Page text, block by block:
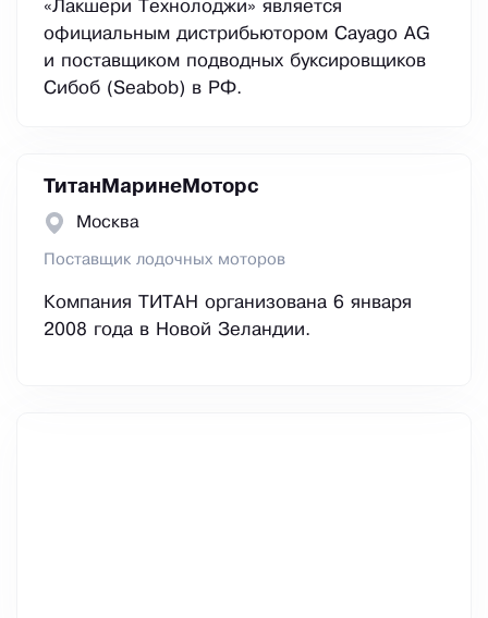
«Лакшери Технолоджи» является
официальным дистрибьютором Cayago AG
и поставщиком подводных буксировщиков
Сибоб (Seabob) в РФ.
ТитанМаринеМоторс
Москва
Поставщик лодочных моторов
Компания ТИТАН организована 6 января
2008 года в Новой Зеландии.